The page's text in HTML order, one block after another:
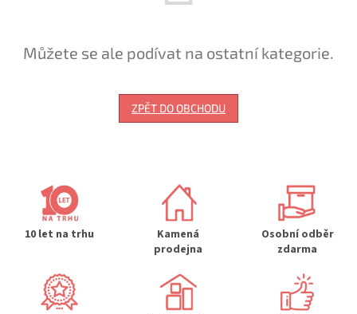
Můžete se ale podívat na ostatní kategorie.
ZPĚT DO OBCHODU
10 let na trhu
Kamená
prodejna
Osobní odběr
zdarma